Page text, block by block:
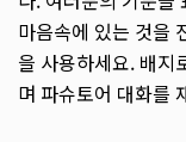
마음속에 있는 것을
을 사용하세요. 배지
며 파슈토어 대화를